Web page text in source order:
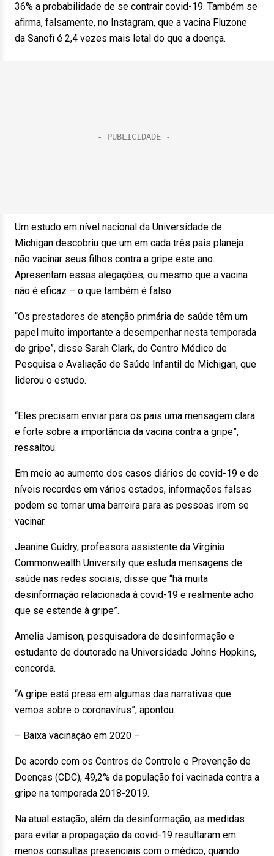
36% a probabilidade de se contrair covid-19. Também se
afirma, falsamente, no Instagram, que a vacina Fluzone
da Sanofi é 2,4 vezes mais letal do que a doença.
Um estudo em nível nacional da Universidade de
Michigan descobriu que um em cada três pais planeja
não vacinar seus filhos contra a gripe este ano.
Apresentam essas alegações, ou mesmo que a vacina
não é eficaz – o que também é falso.
“Os prestadores de atenção primária de saúde têm um
papel muito importante a desempenhar nesta temporada
de gripe”, disse Sarah Clark, do Centro Médico de
Pesquisa e Avaliação de Saúde Infantil de Michigan, que
liderou o estudo.
“Eles precisam enviar para os pais uma mensagem clara
e forte sobre a importância da vacina contra a gripe”,
ressaltou.
Em meio ao aumento dos casos diários de covid-19 e de
níveis recordes em vários estados, informações falsas
podem se tornar uma barreira para as pessoas irem se
vacinar.
Jeanine Guidry, professora assistente da Virginia
Commonwealth University que estuda mensagens de
saúde nas redes sociais, disse que “há muita
desinformação relacionada à covid-19 e realmente acho
que se estende à gripe”.
Amelia Jamison, pesquisadora de desinformação e
estudante de doutorado na Universidade Johns Hopkins,
concorda.
“A gripe está presa em algumas das narrativas que
vemos sobre o coronavírus”, apontou.
– Baixa vacinação em 2020 –
De acordo com os Centros de Controle e Prevenção de
Doenças (CDC), 49,2% da população foi vacinada contra a
gripe na temporada 2018-2019.
Na atual estação, além da desinformação, as medidas
para evitar a propagação da covid-19 resultaram em
menos consultas presenciais com o médico, quando